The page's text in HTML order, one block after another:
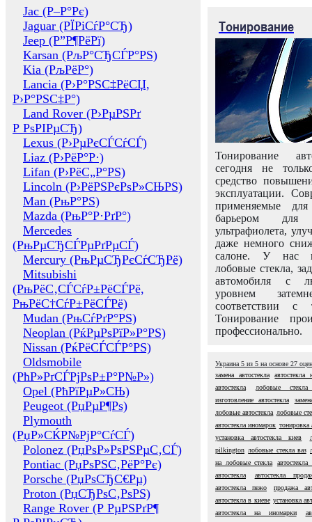
Jac (Р–Р°Рє)
Jaguar (РЇРіСѓР°СЂ)
Jeep (Р”Р¶РёРї)
Karsan (РљР°СЂСЃР°РЅ)
Kia (РљРёР°)
Lancia (Р›Р°РЅС‡РёСЏ,
Р›Р°РЅС‡Р°)
Land Rover (Р›РµРЅРґ
Р РѕРІРµСЂ)
Lexus (Р›РµРєСЃСѓСЃ)
Liaz (Р›РёР°Р·)
Lifan (Р›РёС„Р°РЅ)
Lincoln (Р›РёРЅРєРѕР»СЊРЅ)
Man (РњР°РЅ)
Mazda (РњР°Р·РґР°)
Mercedes
(РњРµСЂСЃРµРґРµСЃ)
Mercury (РњРµСЂРєСѓСЂРё)
Mitsubishi
(РњРёС‚СЃСѓР±РёСЃРё,
РњРёС†СѓР±РёСЃРё)
Mudan (РњСѓРґР°РЅ)
Neoplan (РќРµРѕРїР»Р°РЅ)
Nissan (РќРёСЃСЃР°РЅ)
Oldsmobile
(РћР»РґСЃРјРѕР±Р°Р№Р»)
Opel (РћРїРµР»СЊ)
Peugeot (РџРµР¶Рѕ)
Plymouth
(РџР»СЌР№РјР°СѓСЃ)
Polonez (РџРѕР»РѕРЅРµС‚СЃ)
Pontiac (РџРѕРЅС‚РёР°Рє)
Porsche (РџРѕСЂС€Рµ)
Proton (РџСЂРѕС‚РѕРЅ)
Range Rover (Р РµРЅРґР¶
Тонирование
Тонирование
сегодня не
средство
эксплуатации.
применяемые
барьером для
ультрафиолета,
даже немного
салоне. У нас
лобовые стекла,
автомобиля с
уровнем
соответствии с
Тонирование
профессионально.
Украина 5 из 5 на основе 27
замена автостекла
автостекла
автостекла
лобовые
изготовление автостекла
лобовые автостекла лобовые
автостекла иномарок тонировка
установка автостекла киев
pilkington лобовые стекла ваз
на лобовые стекла
автостекла
автостекла
автостекла пежо
продажа
автостекла в киеве установка
автостекла на иномарки